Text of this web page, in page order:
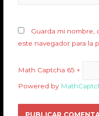
Guarda mi nombre,
este navegador para la
Math Captcha 65 +
Powered by